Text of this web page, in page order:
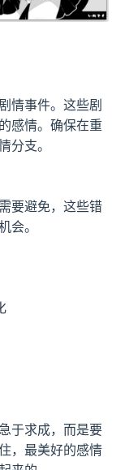
情事件。这些剧
感情。确保在重
分支。
要避免，这些错
会。
于求成，而是要
，最美好的感情